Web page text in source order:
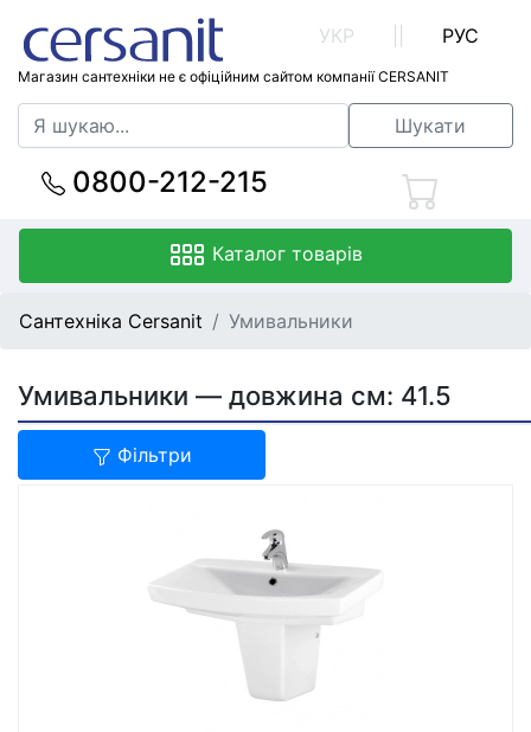
Магазин сантехніки не є офіційним сайтом компанії CERSANIT
УКР РУС
Шукати
0800-212-215
Каталог товарів
Сантехніка Cersanit Умивальники
Умивальники — довжина см: 41.5
Фільтри